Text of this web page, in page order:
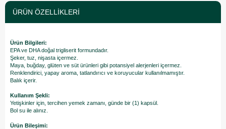
ÜRÜN ÖZELLIKLERI
Ürün Bilgileri:
EPA ve DHA doğal trigliserit formundadır.
Şeker, tuz, nişasta içermez.
Maya, buğday, glüten ve süt ürünleri gibi potansiyel alerjenleri içermez.
Renklendirici, yapay aroma, tatlandırıcı ve koruyucular kullanılmamıştır.
Balık içerir.
Kullanım Şekli:
Yetişkinler için, tercihen yemek zamanı, günde bir (1) kapsül.
Bol su ile alınız.
Ürün Bileşimi: